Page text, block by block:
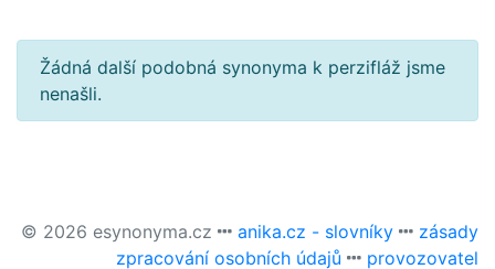
Žádná další podobná synonyma k perzifláž jsme
nenašli.
© 2026 esynonyma.cz anika.cz - slovníky
zásady
zpracování osobních údajů
provozovatel